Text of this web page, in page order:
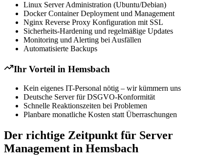
Linux Server Administration (Ubuntu/Debian)
Docker Container Deployment und Management
Nginx Reverse Proxy Konfiguration mit SSL
Sicherheits-Hardening und regelmäßige Updates
Monitoring und Alerting bei Ausfällen
Automatisierte Backups
Ihr Vorteil in Hemsbach
Kein eigenes IT-Personal nötig – wir kümmern uns
Deutsche Server für DSGVO-Konformität
Schnelle Reaktionszeiten bei Problemen
Planbare monatliche Kosten statt Überraschungen
Der richtige Zeitpunkt für Server
Management in Hemsbach